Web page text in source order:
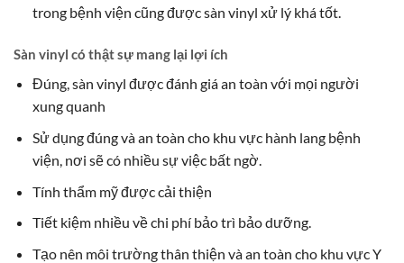
trong bệnh viện cũng được sàn vinyl xử lý khá tốt.
Sàn vinyl có thật sự mang lại lợi ích
Đúng, sàn vinyl được đánh giá an toàn với mọi người
xung quanh
Sử dụng đúng và an toàn cho khu vực hành lang bệnh
viện, nơi sẽ có nhiều sự việc bất ngờ.
Tính thẩm mỹ được cải thiện
Tiết kiệm nhiều về chi phí bảo trì bảo dưỡng.
Tạo nên môi trường thân thiện và an toàn cho khu vực Y